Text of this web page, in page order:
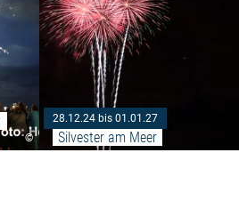
©
28.12.24 bis 01.01.27
Silvester am Meer